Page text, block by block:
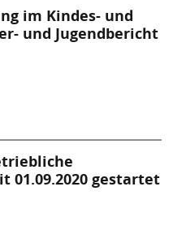
im Kindes- und
und Jugendbericht
01.09.2020 gestartet